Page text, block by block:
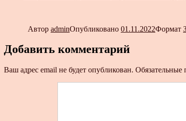
Автор adminОпубликовано 01.11.2022Формат
Добавить комментарий
Ваш адрес email не будет опубликован. Обязательные